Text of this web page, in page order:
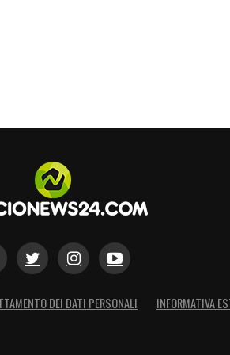
DEI DATI PERSONALI INFORMATIVA